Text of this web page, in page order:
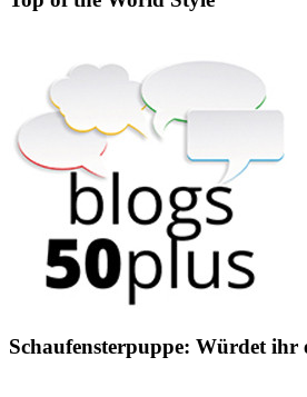
Schaufensterpuppe: Würdet ihr